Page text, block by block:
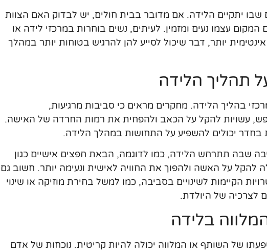
שבו יתקיים הלידה. אם מדובר בבית חולים, יש לבדוק האם הצוות
המקום עצמו נעים ומזמין. לעיתים, נשים בוחרות במרכזי לידה או
יותר, דבר שיכול לסייע להן להרגיש בטוחות יותר במהלך
תהליך הלידה
בהליך הלידה. מחקרים מראים כי סביבות מרגיעות,
עשויות להקל על הכאב ולהפחית את רמות החרדה של האישה.
בחדר יכולים להשפיע על התחושות במהלך הלידה.
שבה תתרחש הלידה, כמו לדוגמה, הבאת חפצים אישיים כגון
להקל על האשה ולהפוך את החוויה לאישית ונעימה יותר. חשוב גם
הקיימות לשינויים בסביבה, כמו למשל בחירת מוזיקה או שינוי
לצרכיה של היולדת.
בלידה
של השותף או המלווה יכולה להיות קריטית. נוכחות של אדם